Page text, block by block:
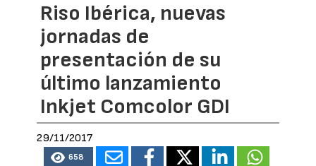
Riso Ibérica, nuevas
jornadas de
presentación de su
último lanzamiento
Inkjet Comcolor GDI
29/11/2017
658